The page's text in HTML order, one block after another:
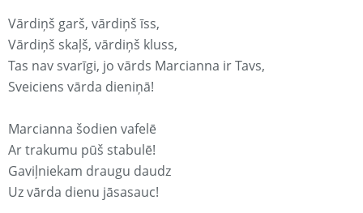
Vārdiņš garš, vārdiņš īss,
Vārdiņš skaļš, vārdiņš kluss,
Tas nav svarīgi, jo vārds Marcianna ir Tavs,
Sveiciens vārda dieniņā!
Marcianna šodien vafelē
Ar trakumu pūš stabulē!
Gaviļniekam draugu daudz
Uz vārda dienu jāsasauc!